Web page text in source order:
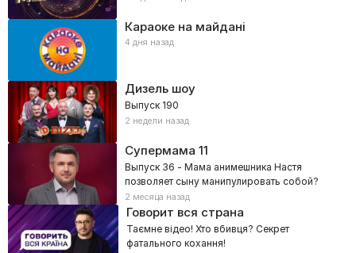
Караоке на майдані
4 дня назад
Дизель шоу
Выпуск 190
2 недели назад
Супермама 11
Выпуск 36 - Мама анимешника Настя
позволяет сыну манипулировать собой?
2 месяца назад
Говорит вся страна
Таємне відео! Хто вбивця? Секрет
фатального кохання!